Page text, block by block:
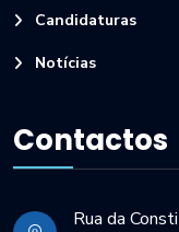
Candidaturas
Notícias
Contactos
Rua da